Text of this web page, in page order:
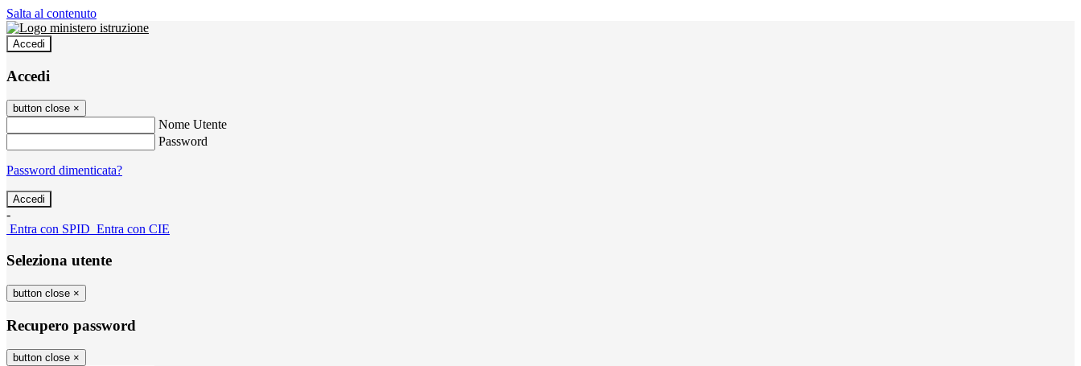
Salta al contenuto
Accedi
Accedi
button close ×
Nome Utente
Password
Password dimenticata?
-
Entra con SPID Entra con CIE
Seleziona utente
button close ×
Recupero password
button close ×